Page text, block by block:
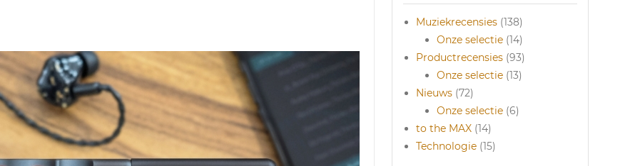
Muziekrecensies (138)
Onze selectie (14)
Productrecensies (93)
Onze selectie (13)
Nieuws (72)
Onze selectie (6)
to the MAX (14)
Technologie (15)